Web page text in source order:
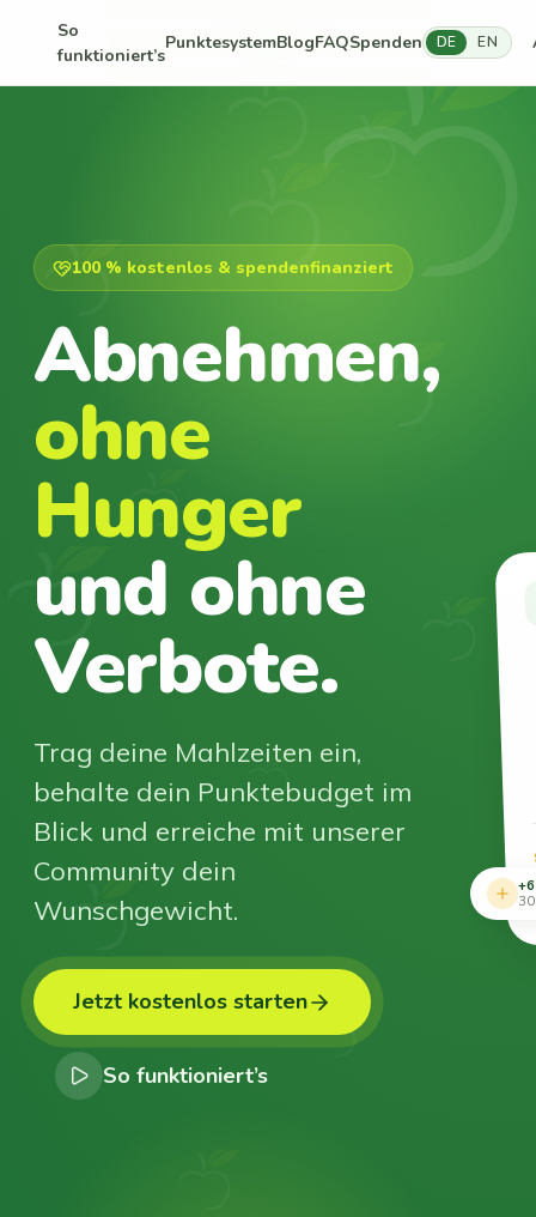
So
funktioniert’s
PunktesystemBlogFAQSpenden DE EN
100 % kostenlos & spendenfinanziert
Abnehmen,
ohne
Hunger
und ohne
Verbote.
Trag deine Mahlzeiten ein,
behalte dein Punktebudget im
Blick und erreiche mit unserer
Community dein
Wunschgewicht.
Jetzt kostenlos starten
So funktioniert’s